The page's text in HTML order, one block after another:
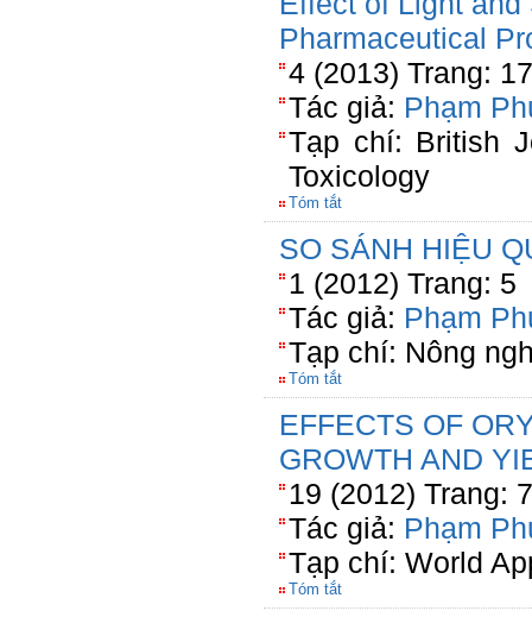
Pharmaceutical
4 (2013) Trang:
Tác giả: Phạm
Tạp chí: British
Toxicology
Tóm tắt
SO SÁNH HIỆU
1 (2012) Trang: 5
Tác giả: Phạm
Tạp chí: Nông
Tóm tắt
EFFECTS OF
GROWTH AND
19 (2012) Trang:
Tác giả: Phạm
Tạp chí: World
Tóm tắt